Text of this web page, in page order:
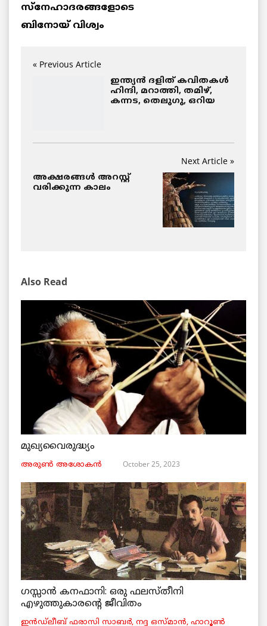
സ്‌നേഹാദരങ്ങളോടെ
ബിനോയ് വിശ്വം
« Previous Article
ഇന്ത്യന്‍ ദളിത് കവിതകള്‍
ഹിന്ദി, മറാത്തി, തമിഴ്,
കന്നട, തെലുഗു, ഒറിയ
Next Article »
അക്ഷരങ്ങൾ അറസ്റ്റ്
വരിക്കുന്ന കാലം
Also Read
മുഖ്യവൈരുദ്ധ്യം
അരുണ്‍ അശോകൻ October 25, 2023
ഗസ്സാൻ കനഫാനി: ഒരു ഫലസ്തീനി
എഴുത്തുകാരന്റെ ജീവിതം
ഇൻഡ്ലീബ് ​​ഫരാസി സാബർ, നദ്ദ ഒസ്മാൻ, ഹാറൂൺ